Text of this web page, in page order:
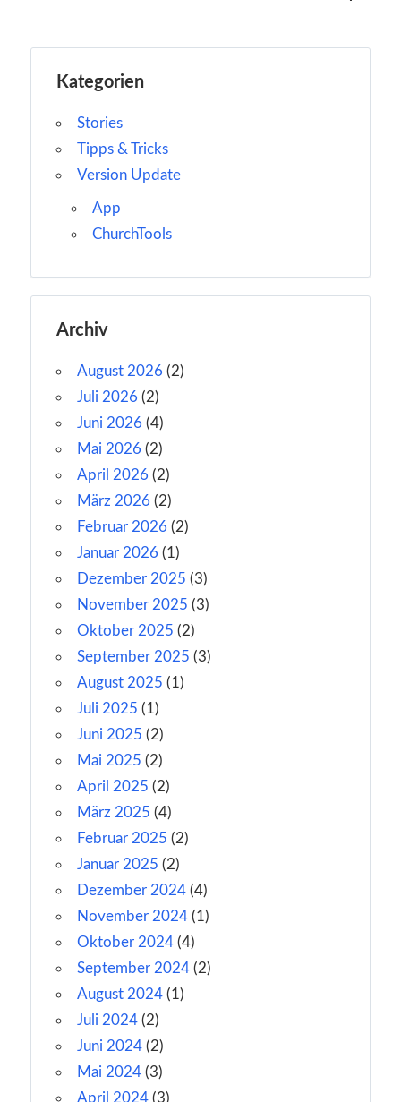
Kategorien
Stories
Tipps & Tricks
Version Update
App
ChurchTools
Archiv
August 2026 (2)
Juli 2026 (2)
Juni 2026 (4)
Mai 2026 (2)
April 2026 (2)
März 2026 (2)
Februar 2026 (2)
Januar 2026 (1)
Dezember 2025 (3)
November 2025 (3)
Oktober 2025 (2)
September 2025 (3)
August 2025 (1)
Juli 2025 (1)
Juni 2025 (2)
Mai 2025 (2)
April 2025 (2)
März 2025 (4)
Februar 2025 (2)
Januar 2025 (2)
Dezember 2024 (4)
November 2024 (1)
Oktober 2024 (4)
September 2024 (2)
August 2024 (1)
Juli 2024 (2)
Juni 2024 (2)
Mai 2024 (3)
April 2024 (3)